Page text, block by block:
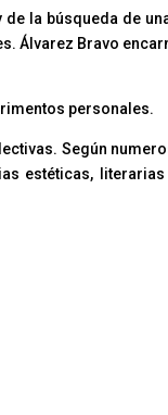
la búsqueda de
Álvarez Bravo
personales.
Según
estéticas,